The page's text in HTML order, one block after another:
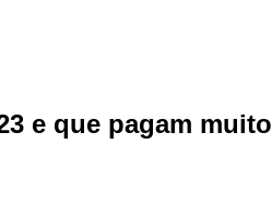
e que pagam muito